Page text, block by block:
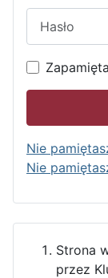
Nie
Nie
Strona
przez